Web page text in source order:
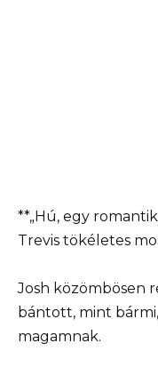
**„Hú, egy
Trevis tökéletes
Josh közömbösen
bántott, mint
magamnak.